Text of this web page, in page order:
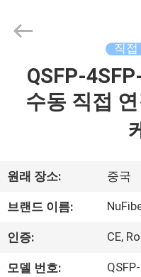
우
리
에
Fivision
Digital
Reserved.
직접
QSFP-
수동 직접
원래 장소: 중국
브랜드 이름:
인증: CE,
모델 번호: